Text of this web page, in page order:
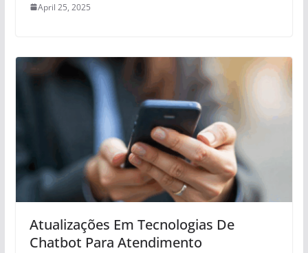
April 25, 2025
Atualizações Em Tecnologias De
Chatbot Para Atendimento